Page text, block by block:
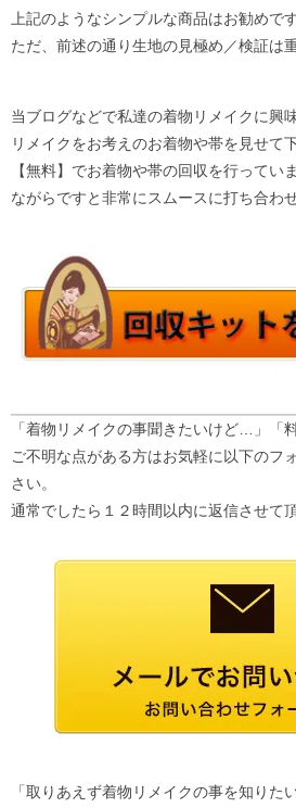
上記のようなシンプルな商品はお勧めです
ただ、前述の通り生地の見極め／検証は
当ブログなどで私達の着物リメイクに興
リメイクをお考えのお着物や帯を見せて下
【無料】でお着物や帯の回収を行ってい
ながらですと非常にスムースに打ち合わ
「着物リメイクの事聞きたいけど…」「
ご不明な点がある方はお気軽に以下のフ
さい。
通常でしたら１２時間以内に返信させて
「取りあえず着物リメイクの事を知り